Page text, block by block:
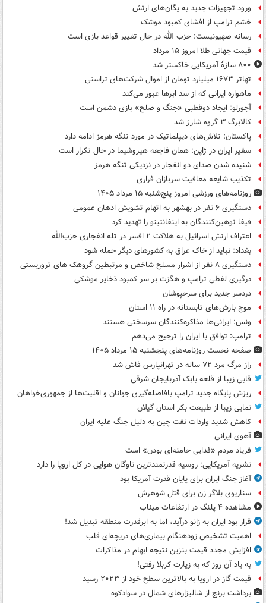
ورود تجهیزات جدید به یگان‌های ارتش
خشم ترامپ از افشای کمبود موشک
رسانه صهیونیست: حزب الله در حال تغییر قواعد بازی است
قیمت جهانی طلا امروز ۱۵ مرداد
۸۰۰ سازۀ آمریکایی خاکستر شد
تهاتر ۱۶۷۳ میلیارد تومان از اموال شرکت‌های تراستی
ماهواره ایرانی که از سد ابرها عبور می‌کند
آجورلو: ایجاد دوقطبی «جنگ و صلح‌» بازی دشمن است
کالابرگ ۳ گروه شارژ شد
پاکستان: تلاش‌های دیپلماتیک در مورد تنگه هرمز ادامه دارد
سفیر ایران در ژاپن: همان فاجعه هیروشیما در حال تکرار است
شنیده شدن صدای دو انفجار در نزدیکی تنگه هرمز
تکذیب شایعه معافیت سربازان فراری
روزنامه‌های ورزشی امروز پنج‌شنبه ۱۵ مرداد ۱۴۰۵
دستگیری ۶ نفر در بهشهر به اتهام تشویش اذهان عمومی
فیفا توهین‌کنندگان به اینفانتینو را تهدید کرد
اعتراف ارتش اسرائیل به هلاکت ۲ افسر در تله انفجاری حزب‌الله
بغداد: نباید از خاک عراق به کشورهای دیگر حمله شود
دستگیری ۸ نفر از اشرار مسلح شاخص و مرتبطین گروهک های تروریستی
درگیری لفظی ترامپ و هگزث بر سر کمبود ذخایر موشکی
دردسر جدید برای سرخپوشان
موج بارش‌های تابستانه در راه ۱۱ استان
ونس: ایرانی‌ها مذاکره‌کنندگان سرسختی هستند
ترامپ: توافق با ایران را ترجیح می‌دهم
صفحه نخست روزنامه‌های پنجشنبه ۱۵ مرداد ۱۴۰۵
راز مرگ مرد ۷۲ ساله در تهرانپارس فاش شد
قابی زیبا از قلعه بابک آذربایجان شرقی
ریزش پایگاه جدید ترامپ بافاصله‌گیری جوانان و اقلیت‌ها از جمهوری‌خواهان
نمایی زیبا از طبیعت بکر استان گیلان
کاهش شدید واردات نفت چین به دلیل جنگ علیه ایران
آهوی ایرانی
فریاد مردم «فدایی خامنه‌ای بودن» است
نشریه آمریکایی: روسیه قدرتمندترین ناوگان هوایی در کل اروپا را دارد
آغاز جنگ ایران برای پایان قدرت آمریکا بود
سناریوی بلاگر زن برای قتل شوهرش
مشاهده ۴ پلنگ در ارتفاعات میناب
قرار بود ایران به زانو درآید، اما به ابرقدرت منطقه تبدیل شد!
اهمیت تشخیص زودهنگام بیماری‌های دریچه‌ای قلب
افزایش مجدد قیمت بنزین نتیجه ابهام در مذاکرات
به یاد آن روز که به زیارت کربلا رفتی!
قیمت گاز در اروپا به بالاترین سطح خود از ۲۰۲۳ رسید
برداشت برنج از شالیزارهای شمال در سوادکوه